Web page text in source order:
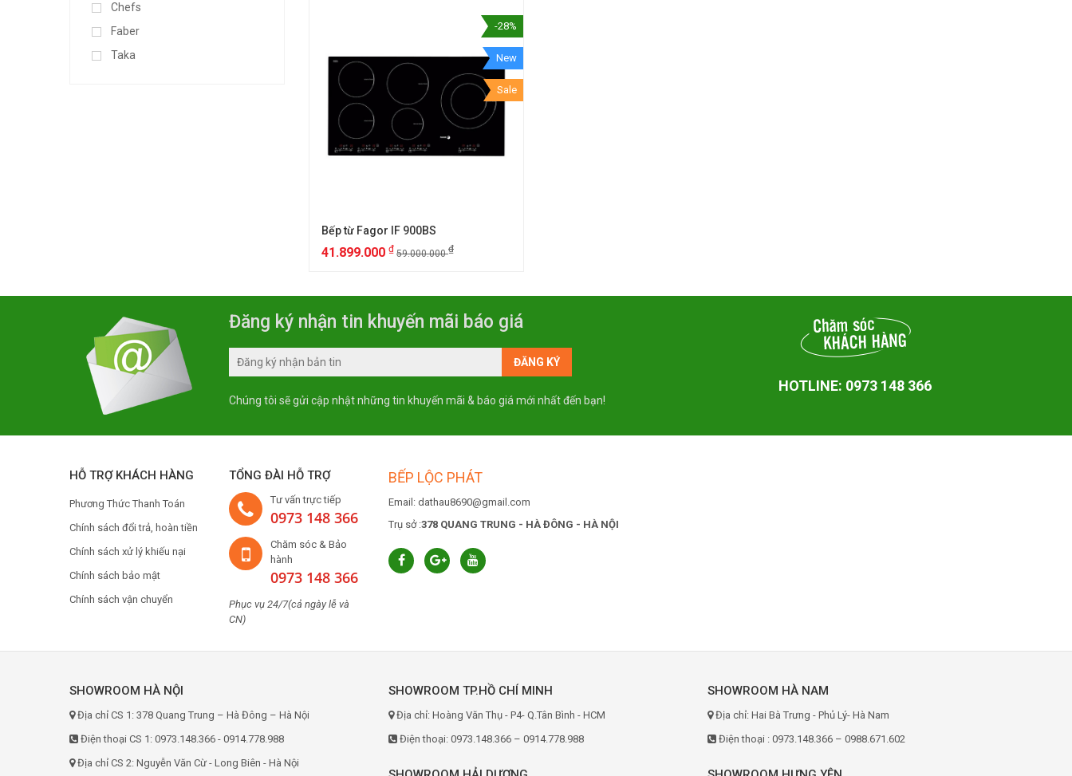
Chefs
Faber
Taka
Hafele
Abbaka
Latino
Giovani
Napoli
Green Cook
Fotile
Malmo
Dmestik
Feuer
Pelly
Romal
-28%
New
Sale
Bếp từ Fagor IF 900BS
41.899.000 ₫ 59.000.000₫
Đăng ký nhận tin khuyến mãi báo giá
Chúng tôi sẽ gửi cập nhật những tin khuyến mãi & báo giá mới nhất đến bạn!
HOTLINE: 0973 148 366
HỖ TRỢ KHÁCH HÀNG
Phương Thức Thanh Toán
Chính sách đổi trả, hoàn tiền
Chính sách xử lý khiếu nại
Chính sách bảo mật
Chính sách vận chuyển
TỔNG ĐÀI HỖ TRỢ
Tư vấn trực tiếp
0973 148 366
Chăm sóc & Bảo
hành
0973 148 366
Phục vụ 24/7(cả ngày lễ và
CN)
BẾP LỘC PHÁT
Email: dathau8690@gmail.com
Trụ sở :378 QUANG TRUNG - HÀ ĐÔNG - HÀ NỘI
SHOWROOM HÀ NỘI
Địa chỉ CS 1: 378 Quang Trung – Hà Đông – Hà Nội
Điện thoại CS 1: 0973.148.366 - 0914.778.988
Địa chỉ CS 2: Nguyễn Văn Cừ - Long Biên - Hà Nội
SHOWROOM TP.HỒ CHÍ MINH
Địa chỉ: Hoàng Văn Thụ - P4- Q.Tân Bình - HCM
Điện thoại: 0973.148.366 – 0914.778.988
SHOWROOM HÀ NAM
Địa chỉ: Hai Bà Trưng - Phủ Lý- Hà Nam
Điện thoại : 0973.148.366 – 0988.671.602